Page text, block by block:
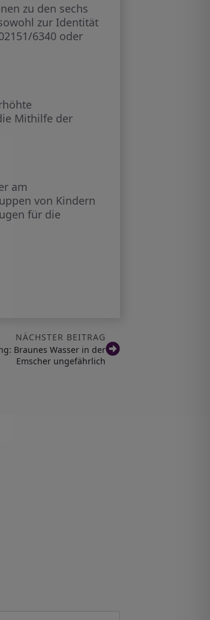
zu den sechs
zur Identität
6340 oder
Mithilfe der
am
von Kindern
für die
NÄCHSTER BEITRAG
Braunes Wasser in der
Emscher ungefährlich